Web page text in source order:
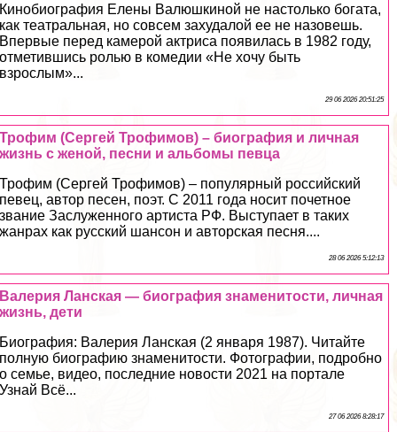
Кинобиография Елены Валюшкиной не настолько богата,
как театральная, но совсем захудалой ее не назовешь.
Впервые перед камерой актриса появилась в 1982 году,
отметившись ролью в комедии «Не хочу быть
взрослым»...
29 06 2026 20:51:25
Трофим (Сергeй Трофимов) – биография и личная
жизнь с женой, песни и альбомы певца
Трофим (Сергeй Трофимов) – популярный российский
певец, автор песен, поэт. С 2011 года носит почетное
звание Заслуженного артиста РФ. Выступает в таких
жанрах как русский шансон и авторская песня....
28 06 2026 5:12:13
Валерия Ланская — биография знаменитости, личная
жизнь, дети
Биография: Валерия Ланская (2 января 1987). Читайте
полную биографию знаменитости. Фотографии, подробно
о семье, видео, последние новости 2021 на портале
Узнай Всё...
27 06 2026 8:28:17